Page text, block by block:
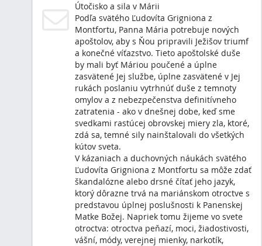
Útočisko a sila v Márii
Podľa svätého Ľudovíta Grigniona z Montfortu,
potrebuje nových apoštolov, aby s Ňou
triumf a konečné víťazstvo. Tieto apoštolské
Máriou poučené a úplne zasvätené Jej službe,
zasvätené v Jej rukách poslaniu vytrhnúť duše
omylov a z nebezpečenstva definitívneho
dnešnej dobe, keď sme svedkami rastúcej
zla, ktoré, zdá sa, temné sily nainštalovali do
sveta.
V kázaniach a duchovných náukách svätého
Grigniona z Montfortu sa môže zdať
čítať jeho jazyk, ktorý dôrazne trvá na
predstavou úplnej poslušnosti k Panenskej
Napriek tomu žijeme vo svete otroctva:
žiadostivosti, vášní, módy, verejnej mienky,
internetu, pornografie a ďaľších. Následky
zúfalstvo, frustrácia, neurózy, násilie,
samotná "mzda za hriech", podľa slov svätého
Rim 6,23)
Zdroj: Útek od heréz (biskup Athanasius